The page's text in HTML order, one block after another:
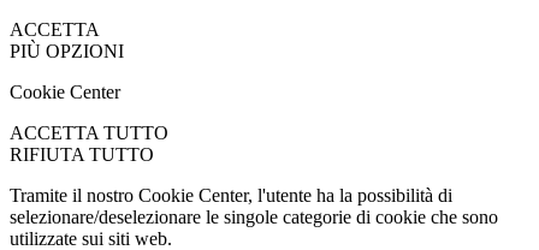
ACCETTA
PIÙ OPZIONI
Cookie Center
ACCETTA TUTTO
RIFIUTA TUTTO
Tramite il nostro Cookie Center, l'utente ha la possibilità di
selezionare/deselezionare le singole categorie di cookie che sono
utilizzate sui siti web.